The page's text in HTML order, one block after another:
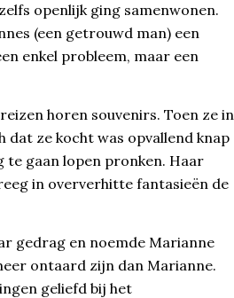
openlijk ging samenwonen.
(een getrouwd man) een
enkel probleem, maar een
horen souvenirs. Toen ze in
dat ze kocht was opvallend knap
te gaan lopen pronken. Haar
in oververhitte fantasieën de
gedrag en noemde Marianne
ontaard zijn dan Marianne.
geliefd bij het